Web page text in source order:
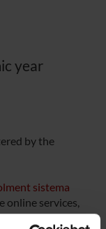
year
by the
sistema
online services,
Faculty.